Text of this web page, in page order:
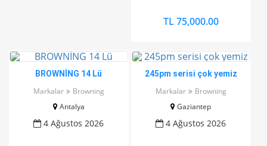
TL 75,000.00
BROWNİNG 14 Lü
Markalar
Browning
Antalya
4 Ağustos 2026
245pm serisi çok yemiz
Markalar
Browning
Gaziantep
4 Ağustos 2026